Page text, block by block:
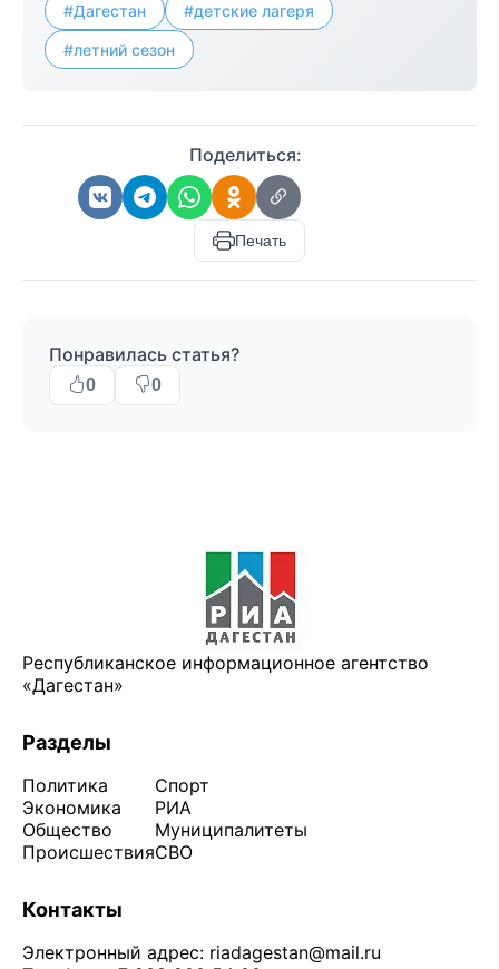
#Дагестан #детские лагеря
#летний сезон
Поделиться:
Печать
Понравилась статья?
0 0
Республиканское информационное агентство
«Дагестан»
Разделы
Политика
Экономика
Общество
Происшествия
Спорт
РИА
Муниципалитеты
СВО
Контакты
Электронный адрес: riadagestan@mail.ru